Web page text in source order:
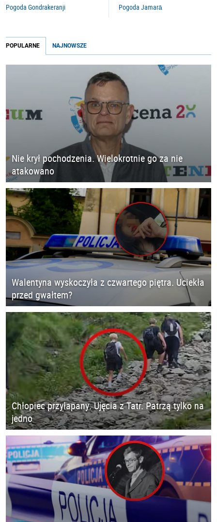
Pogoda Gondrakeranji Pogoda Jamarā
POPULARNE NAJNOWSZE
Nie krył pochodzenia. Wielokrotnie go za nie
atakowano
Walentyna wyskoczyła z czwartego piętra. Uciekła
przed gwałtem?
Chłopiec przyłapany. Ujęcia z Tatr. Patrzą tylko na
jedno